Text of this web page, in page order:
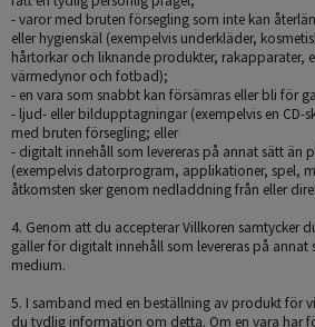
- varor med bruten försegling som inte kan
eller hygienskäl (exempelvis underkläder,
hårtorkar och liknande produkter, rakapparater,
värmedynor och fotbad);
- en vara som snabbt kan försämras eller bli för
- ljud- eller bildupptagningar (exempelvis en CD-
med bruten försegling; eller
- digitalt innehåll som levereras på annat sätt än
(exempelvis datorprogram, applikationer, spel,
åtkomsten sker genom nedladdning från eller
4. Genom att du accepterar Villkoren samtycker
gäller för digitalt innehåll som levereras på annat
medium.
5. I samband med en beställning av produkt för
du tydlig information om detta. Om en vara har